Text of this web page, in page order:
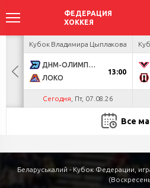
Кубок Владимира Цыплакова
ДНМ-ОЛИМПИК
ЛОКО
13:00
Сегодня , Пт, 07.08.26
Все
Беларуськалий - Кубок Федерации,